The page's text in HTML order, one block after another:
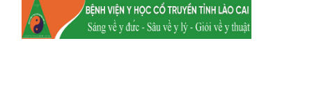
Xã Bản Xèo
Xã Bát Xát
Xã Võ Lao
Xã Khánh Yên